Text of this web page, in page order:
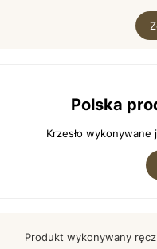
Polska
Krzesło
Produkt wykonywany